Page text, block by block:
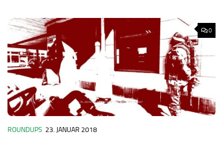
0
ROUNDUPS 23. JANUAR 2018